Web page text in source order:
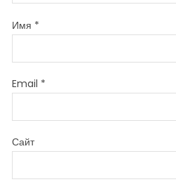
Имя *
Email *
Сайт